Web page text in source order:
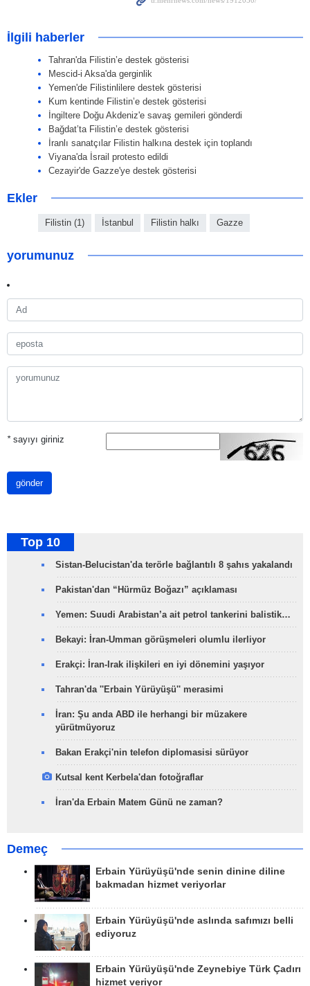
İlgili haberler
Tahran'da Filistin’e destek gösterisi
Mescid-i Aksa'da gerginlik
Yemen'de Filistinlilere destek gösterisi
Kum kentinde Filistin’e destek gösterisi
İngiltere Doğu Akdeniz'e savaş gemileri gönderdi
Bağdat’ta Filistin’e destek gösterisi
İranlı sanatçılar Filistin halkına destek için toplandı
Viyana'da İsrail protesto edildi
Cezayir'de Gazze'ye destek gösterisi
Ekler
Filistin (1) İstanbul Filistin halkı Gazze
yorumunuz
*sayıyı giriniz
gönder
Top 10
Sistan-Belucistan'da terörle bağlantılı 8 şahıs yakalandı
Pakistan'dan “Hürmüz Boğazı” açıklaması
Yemen: Suudi Arabistan’a ait petrol tankerini balistik…
Bekayi: İran-Umman görüşmeleri olumlu ilerliyor
Erakçi: İran-Irak ilişkileri en iyi dönemini yaşıyor
Tahran'da ''Erbain Yürüyüşü'' merasimi
İran: Şu anda ABD ile herhangi bir müzakere
yürütmüyoruz
Bakan Erakçi'nin telefon diplomasisi sürüyor
Kutsal kent Kerbela'dan fotoğraflar
İran'da Erbain Matem Günü ne zaman?
Demeç
Erbain Yürüyüşü'nde senin dinine diline
bakmadan hizmet veriyorlar
Erbain Yürüyüşü'nde aslında safımızı belli
ediyoruz
Erbain Yürüyüşü'nde Zeynebiye Türk Çadırı
hizmet veriyor